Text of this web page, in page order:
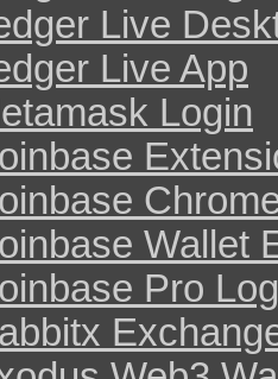
Live
Live App
Login
Wallet
Pro